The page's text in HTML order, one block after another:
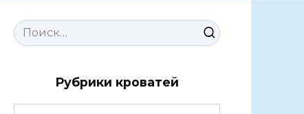
Search
for:
Рубрики кроватей